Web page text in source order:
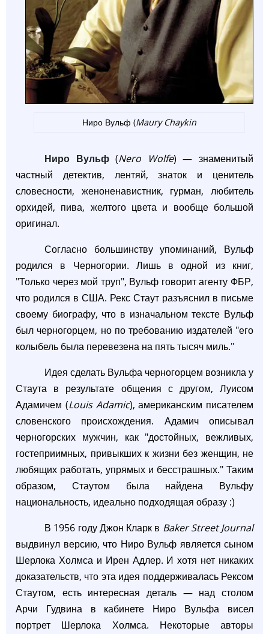
Ниро Вульф (Maury Chaykin
Ниро Вульф(Nero Wolfe) — знаменитый
частный детектив, лентяй, знаток и ценитель
словесности, женоненавистник, гурман, любитель
орхидей, пива, желтого цвета и вообще большой
оригинал.
Согласно большинству упоминаний, Вульф
родился в Черногории. Лишь в одной из книг,
"Только через мой труп", Вульф говорит агенту ФБР,
что родился в США. Рекс Стаут разъяснил в письме
своему биографу, что в изначальном тексте Вульф
был черногорцем, но по требованию издателей "его
колыбель была перевезена на пять тысяч миль."
Идея сделать Вульфа черногорцем возникла у
Стаута в результате общения с другом, Луисом
Адамичем (Louis Adamic), американским писателем
словенского происхождения. Адамич описывал
черногорских мужчин, как "достойных, вежливых,
гостеприимных, привыкших к жизни без женщин, не
любящих работать, упрямых и бесстрашных." Таким
образом, Стаутом была найдена Вульфу
национальность, идеально подходящая образу :)
В 1956 году Джон Кларк в Baker Street Journal
выдвинул версию, что Ниро Вульф является сыном
Шерлока Холмса и Ирен Адлер. И хотя нет никаких
доказательств, что эта идея поддерживалась Рексом
Стаутом, есть интересная деталь — над столом
Арчи Гудвина в кабинете Ниро Вульфа висел
портрет Шерлока Холмса. Некоторые авторы